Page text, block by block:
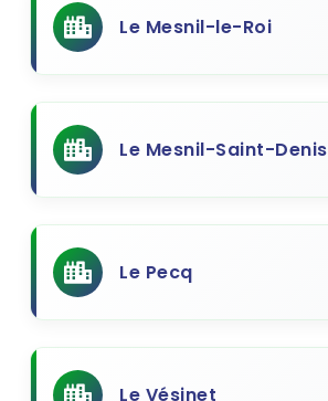
Le Mesnil-le-Roi
Le Mesnil-Saint-Denis
Le Pecq
Le Vésinet